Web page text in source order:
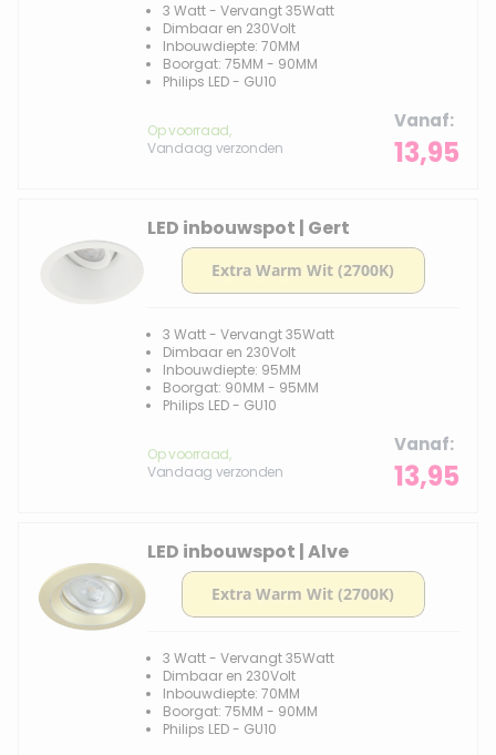
3 Watt - Vervangt 35Watt
Dimbaar en 230Volt
Inbouwdiepte: 70MM
Boorgat: 75MM - 90MM
Philips LED - GU10
Op voorraad,
Vandaag verzonden
Vanaf
13,95
LED inbouwspot | Gert
3 Watt - Vervangt 35Watt
Dimbaar en 230Volt
Inbouwdiepte: 95MM
Boorgat: 90MM - 95MM
Philips LED - GU10
Op voorraad,
Vandaag verzonden
Vanaf
13,95
LED inbouwspot | Alve
3 Watt - Vervangt 35Watt
Dimbaar en 230Volt
Inbouwdiepte: 70MM
Boorgat: 75MM - 90MM
Philips LED - GU10